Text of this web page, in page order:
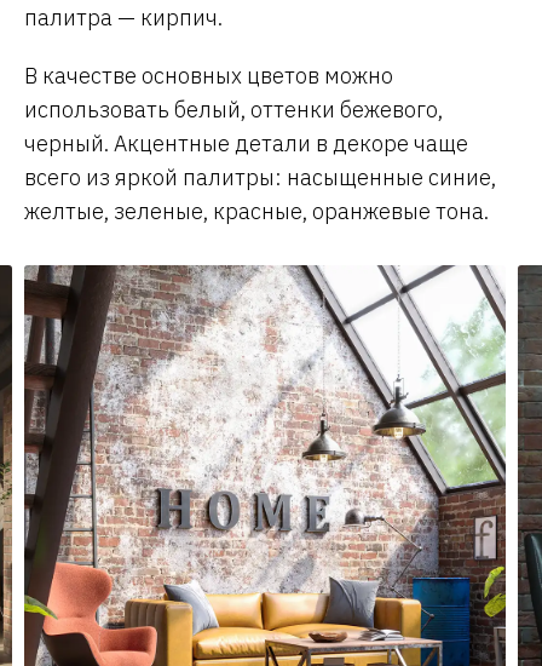
палитра — кирпич.
В качестве основных цветов можно
использовать белый, оттенки бежевого,
черный. Акцентные детали в декоре чаще
всего из яркой палитры: насыщенные синие,
желтые, зеленые, красные, оранжевые тона.